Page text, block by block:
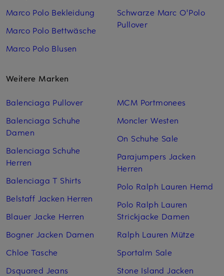
Marco Polo Bekleidung
Marco Polo Bettwäsche
Marco Polo Blusen
Schwarze Marc O'Polo
Pullover
Weitere Marken
Balenciaga Pullover
Balenciaga Schuhe
Damen
Balenciaga Schuhe
Herren
Balenciaga T Shirts
Belstaff Jacken Herren
Blauer Jacke Herren
Bogner Jacken Damen
Chloe Tasche
Dsquared Jeans
MCM Portmonees
Moncler Westen
On Schuhe Sale
Parajumpers Jacken
Herren
Polo Ralph Lauren Hemd
Polo Ralph Lauren
Strickjacke Damen
Ralph Lauren Mütze
Sportalm Sale
Stone Island Jacken